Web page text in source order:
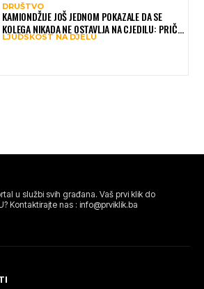
DRUŠTVO
KAMIONDŽIJE JOŠ JEDNOM POKAZALE DA SE
KOLEGA NIKADA NE OSTAVLJA NA CJEDILU: PRIČA
IZ HAMBURGA DIRNULA MNOGE
LJUDSKOST NA DJELU
u službi svih građana. Vaš prvi klik do
Kontaktirajte nas : info@prviklik.ba